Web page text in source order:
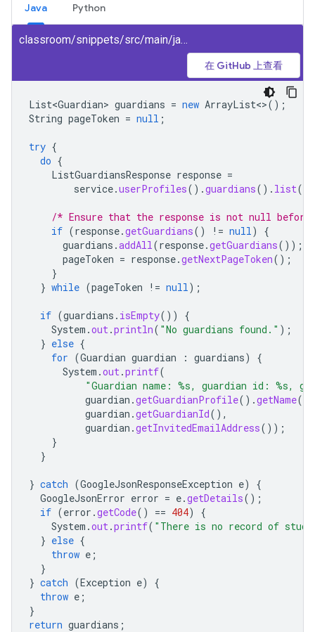
Java Python
classroom/snippets/src/main/java/ListGuardians.java
在 GitHub 上查看
List<Guardian> guardians = new ArrayList<>();
String pageToken = null ;
try {
do {
ListGuardiansResponse response =
service.userProfiles().guardians(). list(
/* Ensure that the response is not null
if (response.getGuardians() != null )
{
guardians .addAll (response.getGuardians());
pageToken = response.getNextPageToken();
}
} while (pageToken != null );
if (guardians . isEmpty())
{
System .out .println( "No guardians found." );
} else {
for (Guardian guardian : guardians)
{
System .out .printf(
"Guardian name: %s, guardian id: %s,
guardian .getGuardianProfile().getName().
guardian .getGuardianId(),
guardian .getInvitedEmailAddress());
}
}
} catch (GoogleJsonResponseException e)
{
GoogleJsonError error = e.getDetails();
if (error .getCode() == 404)
{
System .out .printf( "There is no record of
} else {
throw e ;
}
} catch (Exception e)
{
throw e ;
}
return guardians ;